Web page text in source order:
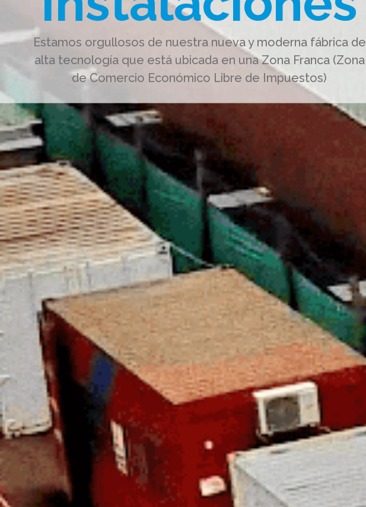
Estamos orgullosos de nuestra nueva y moderna fábrica de
alta tecnología que está ubicada en una Zona Franca (Zona
de Comercio Económico Libre de Impuestos)